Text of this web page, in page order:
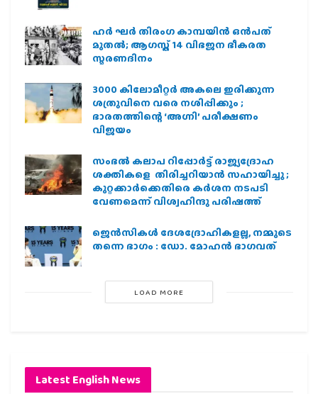
ഹര്‍ ഘര്‍ തിരംഗ കാമ്പയിന്‍ ഒന്‍പത്
മുതല്‍; ആഗസ്ത് 14 വിഭജന ഭീകരത
സ്മരണദിനം
3000 കിലോമീറ്റർ അകലെ ഇരിക്കുന്ന
ശത്രുവിനെ വരെ നശിപ്പിക്കും ;
ഭാരതത്തിന്റെ ‘അഗ്നി’ പരീക്ഷണം
വിജയം
സംഭൽ കലാപ റിപ്പോർട്ട് രാജ്യദ്രോഹ
ശക്തികളെ തിരിച്ചറിയാൻ സഹായിച്ചു ;
കുറ്റക്കാർക്കെതിരെ കർശന നടപടി
വേണമെന്ന് വിശ്വഹിന്ദു പരിഷത്ത്
ജെന്‍സികള്‍ ദേശദ്രോഹികളല്ല, നമ്മുടെ
തന്നെ ഭാഗം : ഡോ. മോഹന്‍ ഭാഗവത്
LOAD MORE
Latest English News